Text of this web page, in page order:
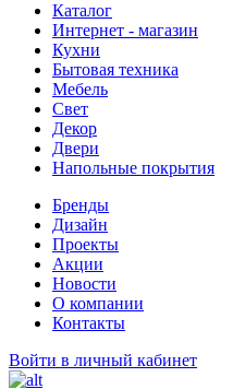
Каталог
Интернет - магазин
Кухни
Бытовая техника
Мебель
Свет
Декор
Двери
Напольные покрытия
Бренды
Дизайн
Проекты
Акции
Новости
О компании
Контакты
Войти в личный кабинет